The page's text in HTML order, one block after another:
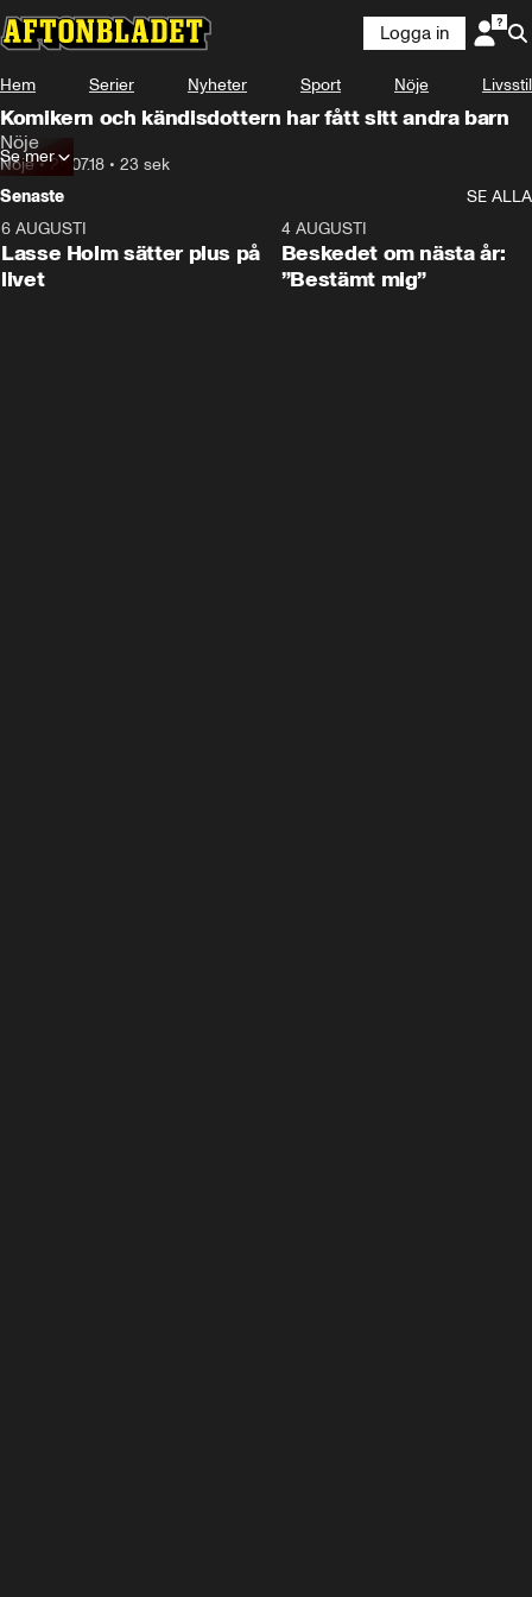
Logga in
Hem Serier Nyheter Sport Nöje Livsstil
Komikern och kändisdottern har fått sitt andra barn
Nöje
Nöje•22.07.18 • 23 sek
Se mer
Senaste
SE ALLA
6 AUGUSTI
Lasse Holm sätter plus på
livet
4 AUGUSTI
Beskedet om nästa år:
”Bestämt mig”